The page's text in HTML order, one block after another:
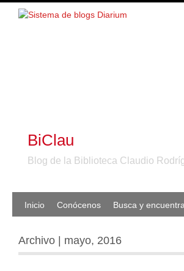
BiClau
Blog de la Biblioteca Claudio
Inicio Conócenos Busca y encuentra
Archivo | mayo, 2016